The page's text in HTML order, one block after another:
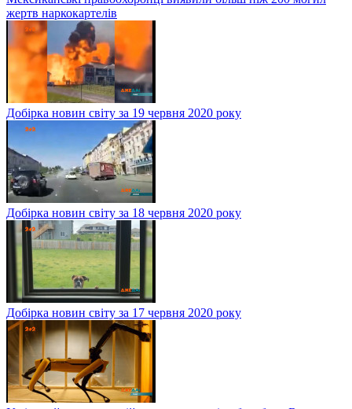
жертв наркокартелів
Добірка новин світу за 19 червня 2020 року
Добірка новин світу за 18 червня 2020 року
Добірка новин світу за 17 червня 2020 року